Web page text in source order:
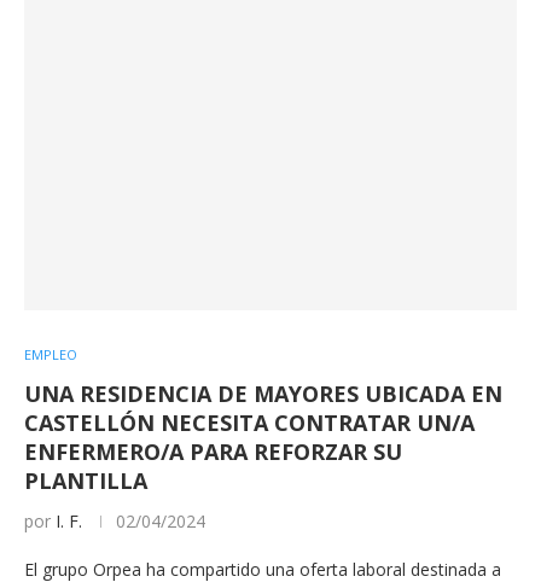
EMPLEO
UNA RESIDENCIA DE MAYORES UBICADA EN
CASTELLÓN NECESITA CONTRATAR UN/A
ENFERMERO/A PARA REFORZAR SU
PLANTILLA
por I. F. 02/04/2024
El grupo Orpea ha compartido una oferta laboral destinada a